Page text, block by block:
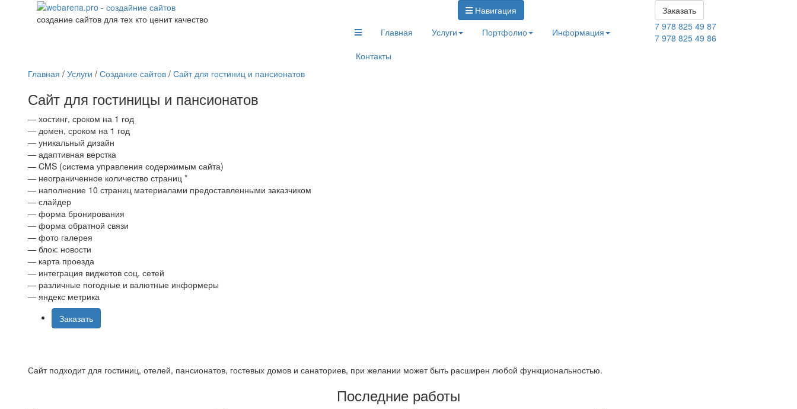
создание сайтов для тех кто ценит качество
Навигация
Главная
Услуги Портфолио
Информация
Контакты
Заказать
7 978 825 49 87
7 978 825 49 86
Главная / Услуги / Создание сайтов / Сайт для гостиниц и пансионатов
Сайт для гостиницы и пансионатов
— хостинг, сроком на 1 год
— домен, сроком на 1 год
— уникальный дизайн
— адаптивная верстка
— CMS (система управления содержимым сайта)
— неограниченное количество страниц *
— наполнение 10 страниц материалами предоставленными заказчиком
— слайдер
— форма бронирования
— форма обратной связи
— фото галерея
— блок: новости
— карта проезда
— интеграция виджетов соц. сетей
— различные погодные и валютные информеры
— яндекс метрика
Заказать
Сайт подходит для гостиниц, отелей, пансионатов, гостевых домов и санаториев, при желании может быть расширен любой функциональностью.
Последние работы